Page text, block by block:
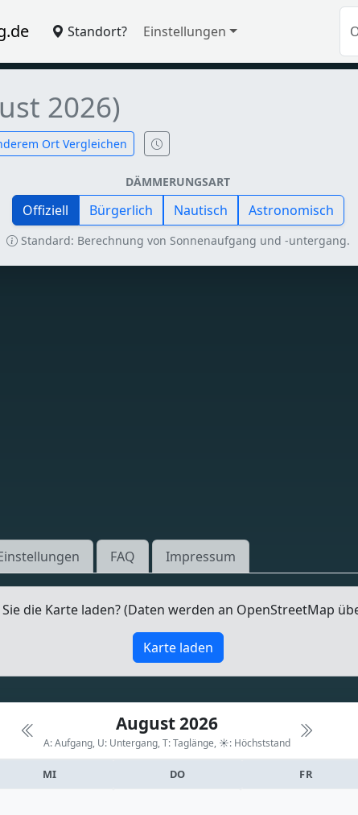
Standort? Einstellungen
2026)
Ort Vergleichen
DÄMMERUNGSART
Offiziell Bürgerlich Nautisch Astronomisch
Standard: Berechnung von Sonnenaufgang und -untergang.
FAQ Impressum
die Karte laden? (Daten werden an OpenStreetMap
Karte laden
August 2026
A: Aufgang, U: Untergang, T: Taglänge, ☀: Höchststand
MI DO FR